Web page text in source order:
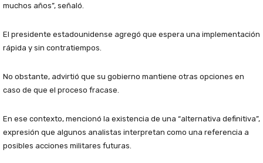
muchos años”, señaló.
El presidente estadounidense agregó que espera una implementación
rápida y sin contratiempos.
No obstante, advirtió que su gobierno mantiene otras opciones en
caso de que el proceso fracase.
En ese contexto, mencionó la existencia de una “alternativa definitiva”,
expresión que algunos analistas interpretan como una referencia a
posibles acciones militares futuras.